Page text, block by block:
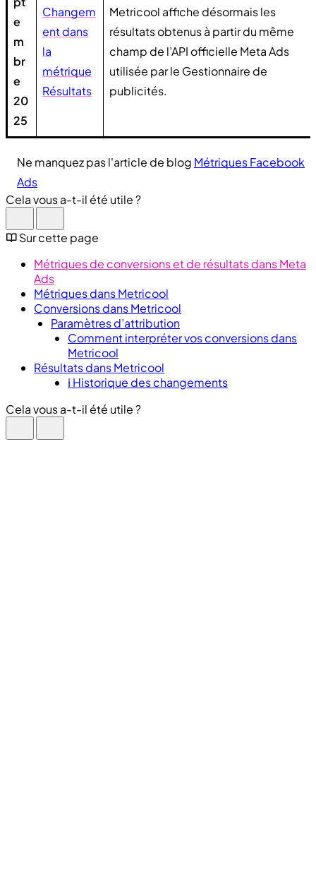
e
m
br
e
20
25
Changem
ent dans
la
métrique
Résultats
Metricool affiche désormais les
résultats obtenus à partir du même
champ de l’API officielle Meta Ads
utilisée par le Gestionnaire de
publicités.
Ne manquez pas l'article de blog Métriques Facebook
Ads
Cela vous a-t-il été utile ?
Sur cette page
Métriques de conversions et de résultats dans Meta
Ads
Métriques dans Metricool
Conversions dans Metricool
Paramètres d’attribution
Comment interpréter vos conversions dans
Metricool
Résultats dans Metricool
ℹ️ Historique des changements
Cela vous a-t-il été utile ?